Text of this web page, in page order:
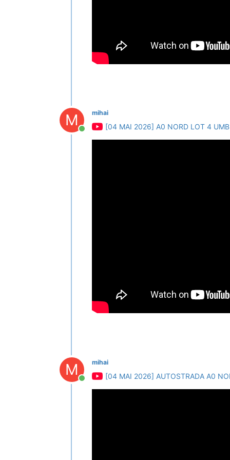
M
Conectat
mihai
[04 MAI 2026] A0 NORD LOT 4
M
Conectat
mihai
[04 MAI 2026] AUTOSTRADA A0